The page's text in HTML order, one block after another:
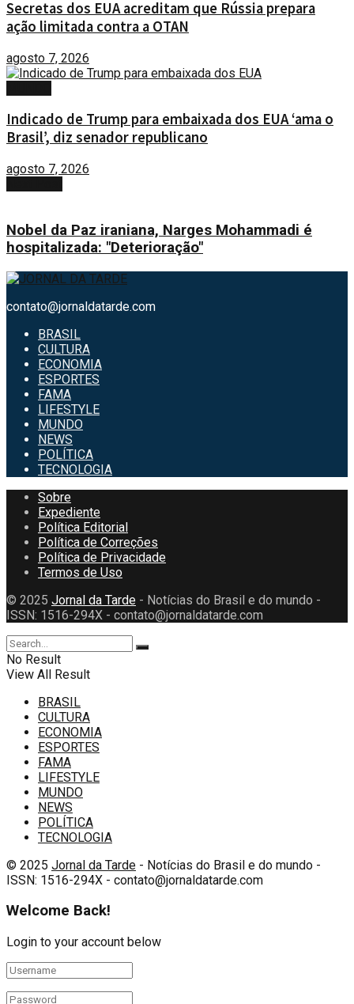
Secretas dos EUA acreditam que Rússia prepara
ação limitada contra a OTAN
agosto 7, 2026
Indicado de Trump para embaixada dos EUA ‘ama o
Brasil’, diz senador republicano
agosto 7, 2026
Nobel da Paz iraniana, Narges Mohammadi é
hospitalizada: "Deterioração"
contato@jornaldatarde.com
BRASIL
CULTURA
ECONOMIA
ESPORTES
FAMA
LIFESTYLE
MUNDO
NEWS
POLÍTICA
TECNOLOGIA
Sobre
Expediente
Política Editorial
Política de Correções
Política de Privacidade
Termos de Uso
© 2025 Jornal da Tarde - Notícias do Brasil e do mundo -
ISSN: 1516-294X - contato@jornaldatarde.com
No Result
View All Result
BRASIL
CULTURA
ECONOMIA
ESPORTES
FAMA
LIFESTYLE
MUNDO
NEWS
POLÍTICA
TECNOLOGIA
© 2025 Jornal da Tarde - Notícias do Brasil e do mundo -
ISSN: 1516-294X - contato@jornaldatarde.com
Welcome Back!
Login to your account below